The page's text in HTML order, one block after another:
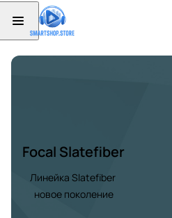
Focal Slatefiber
Линейка Slatefiber
новое поколение